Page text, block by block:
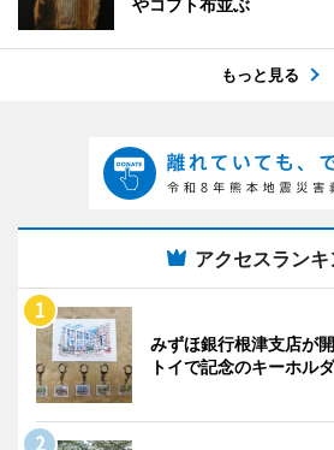
やコプト布並ぶ
もっと見る
アクセスラン
みずほ銀行根津支店が
トイで記念のキーホル